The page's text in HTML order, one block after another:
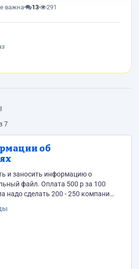
ИИ для разработки
важна 13 291
7
об
и заносить информацию о
файл. Оплата 500 р за 100
надо сделать 200 - 250 компаний.
каталог_объектов/
краю. Прикладываю
Обязательно надо заполнять
почту и сайт, и делать пометку